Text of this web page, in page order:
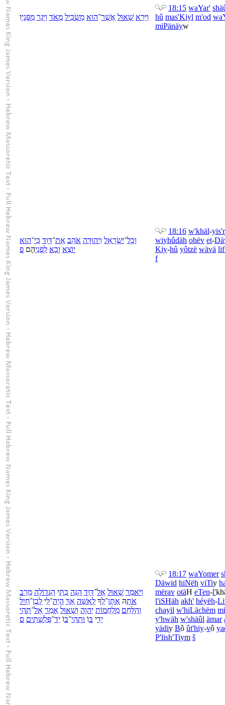
וַיַּרְא שָׁאוּל אֲשֶׁר־הוּא מַשְׂכִּיל מְאֹד וַיָּגָר מִפָּנָיו
18:15 waYar'
hû mas'Kiyl m'od wa
miPänäyw
וְכָל־יִשְׂרָאֵל וִיהוּדָה אֹהֵב אֶת־דָּוִד כִּי־הוּא
יוֹצֵא וָבָא לִפְנֵיהֶם פ
18:16 w'khäl-
wiyhûdäh ohëv et-
Kiy-hû yôtzë wävä li
f
וַיֹּאמֶר שָׁאוּל אֶל־דָּוִד הִנֵּה בִתִּי הַגְּדוֹלָה מֵרַב
אֹתָהּ אֶתֶּן־לְךָ לְאִשָּׁה אַךְ הֱיֵה־לִּי לְבֶן־חַיִל
וְהִלָּחֵם מִלְחֲמוֹת יְהוָה וְשָׁאוּל אָמַר אַל־תְּהִי
יָדִי בּוֹ וּתְהִי־בוֹ יַד־פְּלִשְׁתִּים ס
18:17 waYomer
Däwid hiNëh viTiy
mërav otäH eTen-l'
l'iSHäh akh' héyëh-Li
chayil w'hiLächëm
y'hwäh w'shäûl ämar
yädiy Bô ût'hiy-vô
P'lish'Tiym š